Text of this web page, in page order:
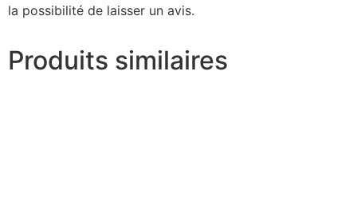
la possibilité de laisser un avis.
Produits similaires